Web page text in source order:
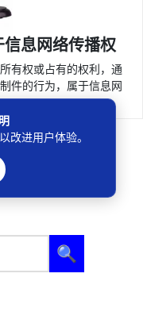
息网络传播权
有权或占有的权利，通
件的行为，属于信息网
5 6 7 下一页
🔍
改进用户体验。